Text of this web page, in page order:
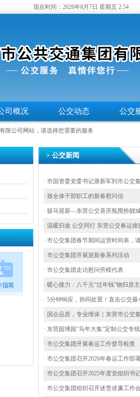
现在时间： 2026年8月7日 星期五 2:54
司概况 公交动态 公交
限公司网站，请选择您需要的服务
> 公交新闻
· 市国资委党委书记唐新军到市公交
· 致全体干部职工的新春慰问信
· 骏马迎新—东营公交喜庆氛围扮靓
· 温暖归途 公交同行 东营公交春运
· 市公交集团春节期间运营时间表，
· 市公交集团开展迎新春系列活动
· 市公交集团走访慰问劳模代表
· 暖心接力：八千元“过年钱”物归原主
· 5分钟响应，协同处置！直击公交
· 国企品质，专业维保｜东营市公交
· 东营园博园“马年大集”定制公交专
· 市公交集团开展春运工作督导检查
· 市公交集团召开2026年春运工作部
· 市公交集团召开2025年度党组织
· 市公交集团组织召开述责述廉工作